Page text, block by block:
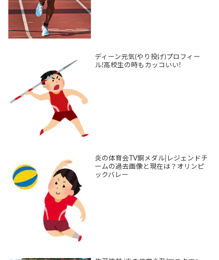
ディーン元気(やり投げ)プロフィー
ル!高校生の時もカッコいい!
炎の体育会TV銅メダル|レジェンドチ
ームの過去画像と現在は？オリンピ
ックバレー